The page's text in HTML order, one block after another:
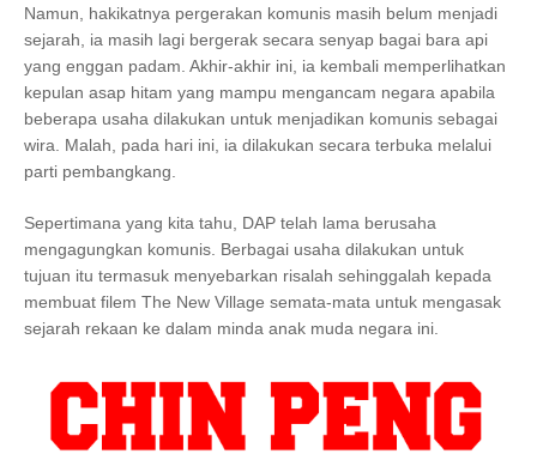
Namun, hakikatnya pergerakan komunis masih belum menjadi
sejarah, ia masih lagi bergerak secara senyap bagai bara api
yang enggan padam. Akhir-akhir ini, ia kembali memperlihatkan
kepulan asap hitam yang mampu mengancam negara apabila
beberapa usaha dilakukan untuk menjadikan komunis sebagai
wira. Malah, pada hari ini, ia dilakukan secara terbuka melalui
parti pembangkang.
Sepertimana yang kita tahu, DAP telah lama berusaha
mengagungkan komunis. Berbagai usaha dilakukan untuk
tujuan itu termasuk menyebarkan risalah sehinggalah kepada
membuat filem The New Village semata-mata untuk mengasak
sejarah rekaan ke dalam minda anak muda negara ini.